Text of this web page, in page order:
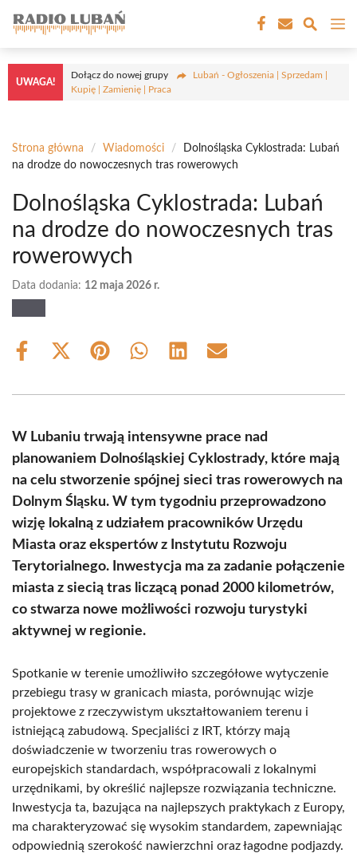
treści
UWAGA!
Dołącz do nowej grupy
Lubań - Ogłoszenia | Sprzedam |
Kupię | Zamienię | Praca
Strona główna / Wiadomości /
Dolnośląska Cyklostrada: Lubań
na drodze do nowoczesnych tras rowerowych
Dolnośląska Cyklostrada: Lubań
na drodze do nowoczesnych tras
rowerowych
Data dodania: 12 maja 2026 r.
Share
Share
(Twitter)
Share Share Share Share
W Lubaniu trwają intensywne prace nad
planowaniem Dolnośląskiej Cyklostrady, które mają
na celu stworzenie spójnej sieci tras rowerowych na
Dolnym Śląsku. W tym tygodniu przeprowadzono
wizję lokalną z udziałem pracowników Urzędu
Miasta oraz ekspertów z Instytutu Rozwoju
Terytorialnego. Inwestycja ma za zadanie połączenie
miasta z siecią tras liczącą ponad 2000 kilometrów,
co stwarza nowe możliwości rozwoju turystyki
aktywnej w regionie.
Spotkanie w terenie umożliwiło szczegółowe wytyczenie
przebiegu trasy w granicach miasta, porównując wizje
projektowe z rzeczywistym ukształtowaniem terenu i
istniejącą zabudową. Specjaliści z IRT, którzy mają
doświadczenie w tworzeniu tras rowerowych o
europejskich standardach, współpracowali z lokalnymi
urzędnikami, by określić najlepsze rozwiązania techniczne.
Inwestycja ta, bazująca na najlepszych praktykach z Europy,
ma charakteryzować się wysokim standardem, zapewniając
odpowiednią szerokość nawierzchni oraz łagodne podjazdy.